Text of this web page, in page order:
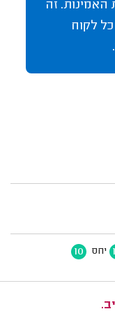
האמינות. זה
לקוח
יחס 10